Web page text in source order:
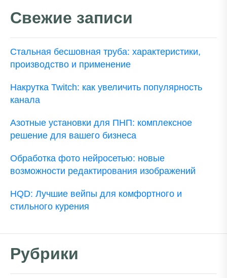
Свежие записи
Стальная бесшовная труба: характеристики,
производство и применение
Накрутка Twitch: как увеличить популярность
канала
Азотные установки для ПНП: комплексное
решение для вашего бизнеса
Обработка фото нейросетью: новые
возможности редактирования изображений
HQD: Лучшие вейпы для комфортного и
стильного курения
Рубрики